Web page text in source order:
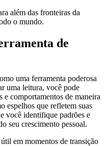
além das fronteiras da
o mundo.
de
uma ferramenta poderosa
uma leitura, você pode
e comportamentos de maneira
espelhos que refletem suas
você identifique padrões e
seu crescimento pessoal.
em momentos de transição